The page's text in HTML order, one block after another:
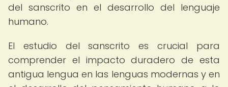
del sanscrito en el desarrollo del lenguaje
humano.
El estudio del sanscrito es crucial para
comprender el impacto duradero de esta
antigua lengua en las lenguas modernas y en